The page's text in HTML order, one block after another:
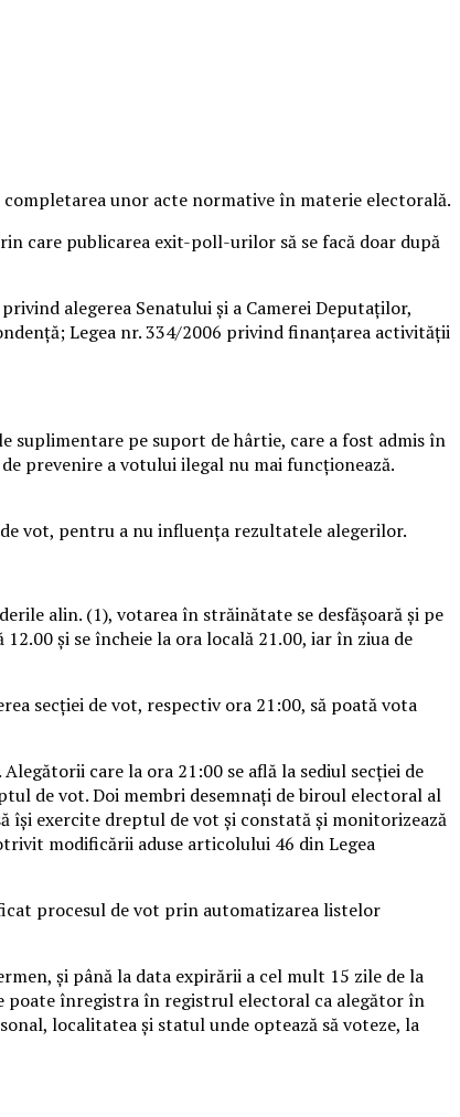
unor acte normative în materie electorală.
care publicarea exit-poll-urilor să se facă doar după
alegerea Senatului şi a Camerei Deputaţilor,
Legea nr. 334/2006 privind finanţarea activităţii
pe suport de hârtie, care a fost admis în
prevenire a votului ilegal nu mai funcţionează.
vot, pentru a nu influenţa rezultatele alegerilor.
alin. (1), votarea în străinătate se desfăşoară şi pe
şi se încheie la ora locală 21.00, iar în ziua de
secţiei de vot, respectiv ora 21:00, să poată vota
care la ora 21:00 se află la sediul secţiei de
de vot. Doi membri desemnaţi de biroul electoral al
îşi exercite dreptul de vot şi constată şi monitorizează
modificării aduse articolului 46 din Legea
procesul de vot prin automatizarea listelor
şi până la data expirării a cel mult 15 zile de la
poate înregistra în registrul electoral ca alegător în
localitatea şi statul unde optează să voteze, la